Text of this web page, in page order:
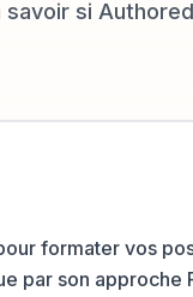
si
formater vos
par son approche